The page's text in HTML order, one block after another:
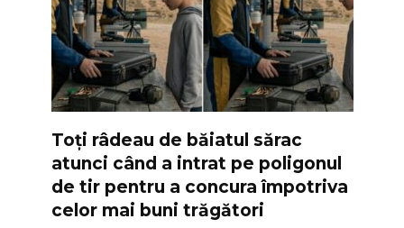
Toți râdeau de băiatul sărac
atunci când a intrat pe poligonul
de tir pentru a concura împotriva
celor mai buni trăgători